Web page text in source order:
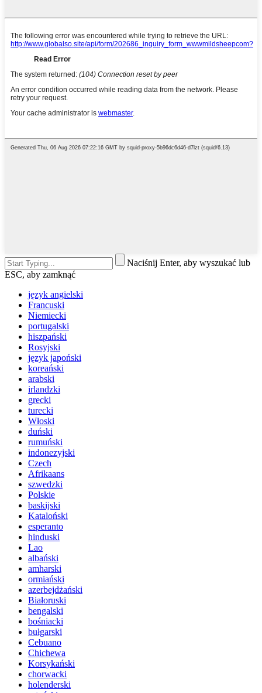
Naciśnij Enter, aby wyszukać lub
ESC, aby zamknąć
język angielski
Francuski
Niemiecki
portugalski
hiszpański
Rosyjski
język japoński
koreański
arabski
irlandzki
grecki
turecki
Włoski
duński
rumuński
indonezyjski
Czech
Afrikaans
szwedzki
Polskie
baskijski
Kataloński
esperanto
hinduski
Lao
albański
amharski
ormiański
azerbejdżański
Białoruski
bengalski
bośniacki
bułgarski
Cebuano
Chichewa
Korsykański
chorwacki
holenderski